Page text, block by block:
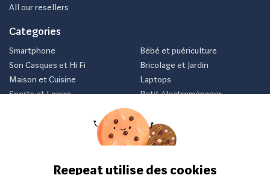
All our resellers
Categories
Smartphone
Son Casques et Hi Fi
Maison et Cuisine
Sports et Loisirs
Bébé et puériculture
Bricolage et Jardin
Laptops
Petit électroménager